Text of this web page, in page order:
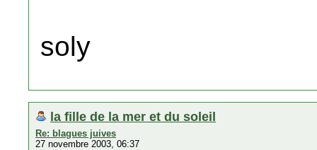
soly
la fille de la mer et du soleil
Re: blagues juives
27 novembre 2003, 06:37